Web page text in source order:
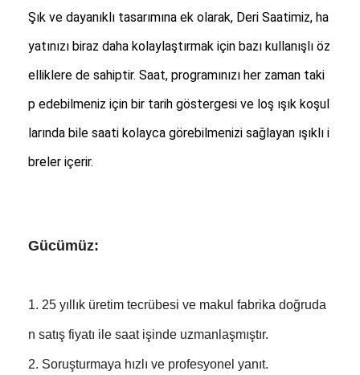
Silikon Kemerli Saat
Kadın Kuvars Saati
Erkek Kuvars Saati
Şık ve dayanıklı tasarımına ek olarak, Deri Saatimiz, ha
yatınızı biraz daha kolaylaştırmak için bazı kullanışlı öz
elliklere de sahiptir. Saat, programınızı her zaman taki
p edebilmeniz için bir tarih göstergesi ve loş ışık koşul
larında bile saati kolayca görebilmenizi sağlayan ışıklı i
breler içerir.
Gücümüz:
1. 25 yıllık üretim tecrübesi ve makul fabrika doğruda
n satış fiyatı ile saat işinde uzmanlaşmıştır.
2. Soruşturmaya hızlı ve profesyonel yanıt.